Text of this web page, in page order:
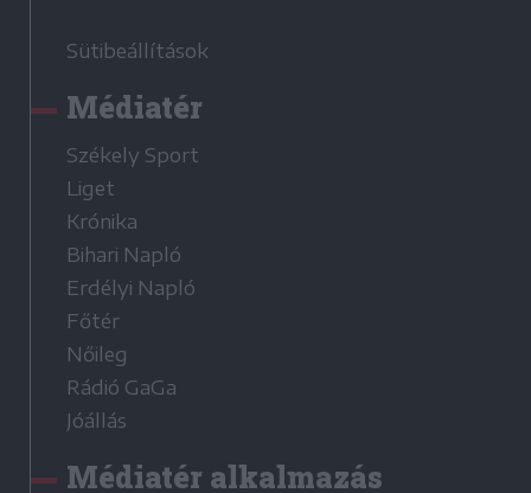
Sütibeállítások
Médiatér
Székely Sport
Liget
Krónika
Bihari Napló
Erdélyi Napló
Főtér
Nőileg
Rádió GaGa
Jóállás
Médiatér alkalmazás